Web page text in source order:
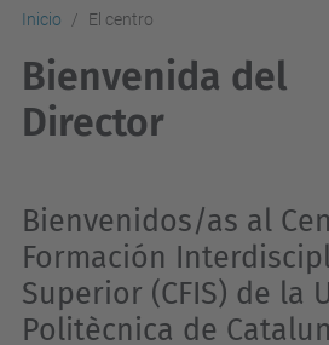
Inicio El centro
Bienvenida del
Director
Bienvenidos/as al
Formación
Superior (CFIS) de la
Politècnica de